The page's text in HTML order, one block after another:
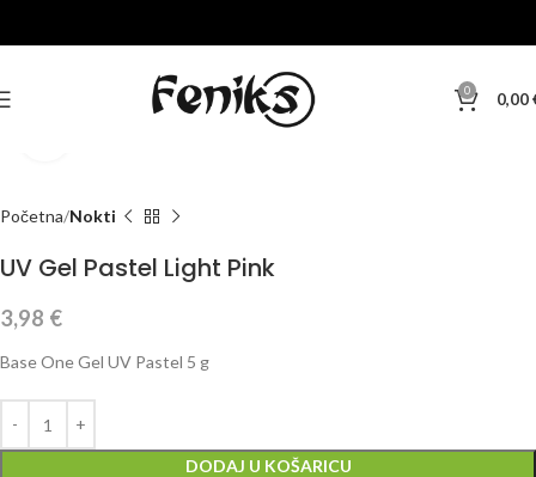
0 0,00
Početna Nokti
UV Gel Pastel Light Pink
3,98 €
Base One Gel UV Pastel 5 g
DODAJ U KOŠARICU